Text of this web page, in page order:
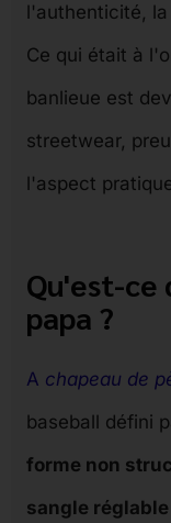
l'authenticité,
Ce qui était à
banlieue est
streetwear,
l'aspect
Qu'est-ce
papa ?
A chapeau de
baseball défini
forme non
sangle